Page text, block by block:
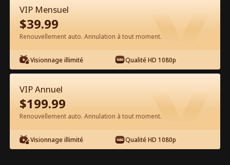
Épisode 18 - Bébé, dis juste oui ! Film
complet
0-49 50-83 Tous les épisodes
VIP Mensuel
$39.99
Renouvellement auto. Annulation à tout moment.
Visionnage illimité Qualité HD 1080p
VIP Annuel
$199.99
Renouvellement auto. Annulation à tout moment.
Visionnage illimité Qualité HD 1080p